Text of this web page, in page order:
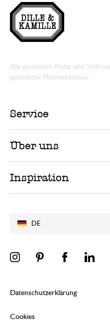
DE
Alle genannten Preise sind
gesetzliche Mehrwertsteuer.
Service
Über uns
Inspiration
Datenschutzerklärung
Cookies